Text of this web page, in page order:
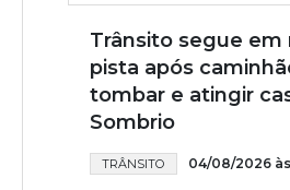
Trânsito segue em
pista após
tombar e atingir
Sombrio
TRÂNSITO 04/08/2026 às